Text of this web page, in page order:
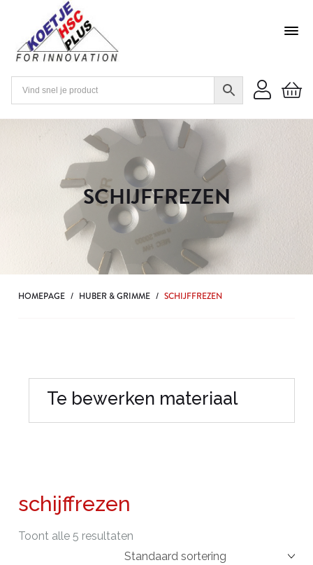
SCHIJFFREZEN
HOMEPAGE / HUBER & GRIMME / SCHIJFFREZEN
schijffrezen
Toont alle 5 resultaten
Te bewerken materiaal